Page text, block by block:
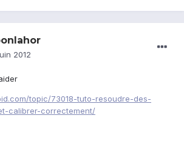
2012
topic/73018-tuto-resoudre-des-
calibrer-correctement/